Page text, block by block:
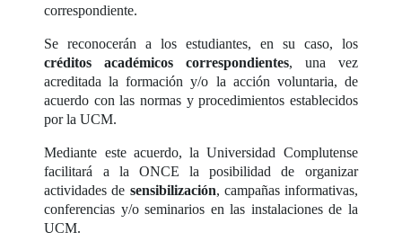
correspondiente.
Se reconocerán a los estudiantes, en su caso, los
créditos académicos correspondientes, una vez
acreditada la formación y/o la acción voluntaria, de
acuerdo con las normas y procedimientos establecidos
por la UCM.
Mediante este acuerdo, la Universidad Complutense
facilitará a la ONCE la posibilidad de organizar
actividades de sensibilización, campañas informativas,
conferencias y/o seminarios en las instalaciones de la
UCM.